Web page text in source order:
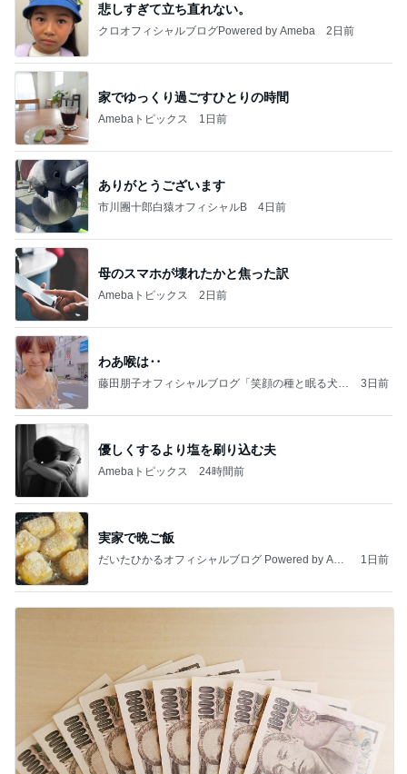
悲しすぎて立ち直れない。
クロオフィシャルブログPowered by Ameba 2日前
家でゆっくり過ごすひとりの時間
Amebaトピックス 1日前
ありがとうございます
市川團十郎白猿オフィシャルB 4日前
母のスマホが壊れたかと焦った訳
Amebaトピックス 2日前
わあ喉は‥
藤田朋子オフィシャルブログ「笑顔の種と眠る犬」
3日前
優しくするより塩を刷り込む夫
Amebaトピックス 24時間前
実家で晩ご飯
だいたひかるオフィシャルブログ Powered by Ame
1日前